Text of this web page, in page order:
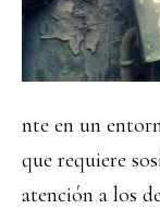
nte en un
que requiere
atención a los